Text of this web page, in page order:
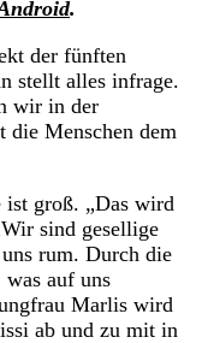
.
der fünften
stellt alles infrage.
wir in der
die Menschen dem
groß. „Das wird
sind gesellige
rum. Durch die
auf uns
Marlis wird
ab und zu mit in